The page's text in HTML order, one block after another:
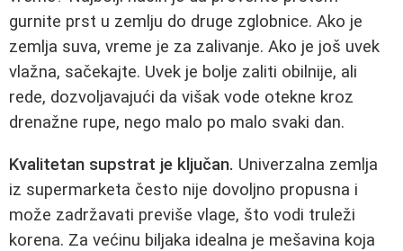
gurnite prst u zemlju do druge zglobnice. Ako je
zemlja suva, vreme je za zalivanje. Ako je još uvek
vlažna, sačekajte. Uvek je bolje zaliti obilnije, ali
rede, dozvoljavajući da višak vode otekne kroz
drenažne rupe, nego malo po malo svaki dan.
Kvalitetan supstrat je ključan. Univerzalna zemlja
iz supermarketa često nije dovoljno propusna i
može zadržavati previše vlage, što vodi truleži
korena. Za većinu biljaka idealna je mešavina koja